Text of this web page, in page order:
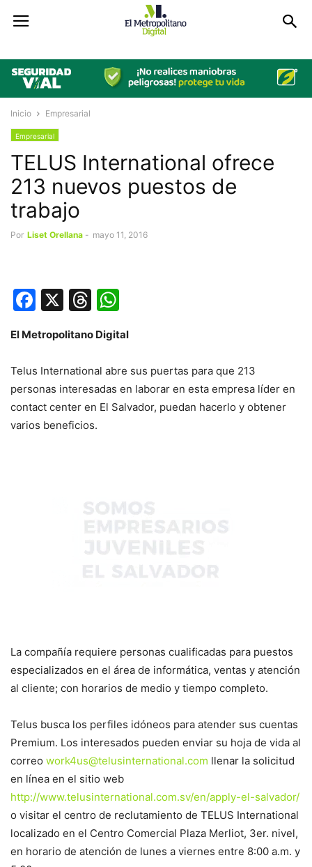
Inicio Empresarial
Empresarial
TELUS International ofrece
213 nuevos puestos de
trabajo
Por Liset Orellana - mayo 11, 2016
Facebook
X Threads
El Metropolitano Digital
Telus International abre sus puertas para que 213
personas interesadas en laborar en esta empresa líder en
contact center en El Salvador, puedan hacerlo y obtener
varios beneficios.
La compañía requiere personas cualificadas para puestos
especializados en el área de informática, ventas y atención
al cliente; con horarios de medio y tiempo completo.
Telus busca los perfiles idóneos para atender sus cuentas
Premium. Los interesados pueden enviar su hoja de vida al
correo work4us@telusinternational.com llenar la solicitud
en línea en el sitio web
http://www.telusinternational.com.sv/en/apply-el-salvador/
o visitar el centro de reclutamiento de TELUS International
localizado en el Centro Comercial Plaza Merliot, 3er. nivel,
en horario de atención de lunes a viernes entre 8:00 a.m. y